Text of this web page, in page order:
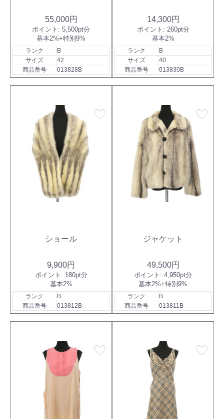
55,000円
ポイント: 5,500pt分
基本2%+特別9%
ランク
B
サイズ
42
商品番号
013828B
14,300円
ポイント: 260pt分
基本2%
ランク
B
サイズ
40
商品番号
013830B
favorite
ショール
9,900円
ポイント: 180pt分
基本2%
ランク
B
商品番号
013812B
favorite
ジャケット
49,500円
ポイント: 4,950pt分
基本2%+特別9%
ランク
B
商品番号
013811B
favorite favorite